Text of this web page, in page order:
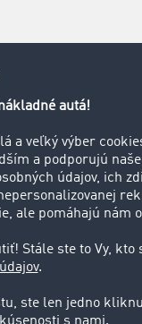
ponúk
EÚ smerom do
chladiarenské
rok, uvádza
tretiny
ktoré viedlo
a k
klesol objem